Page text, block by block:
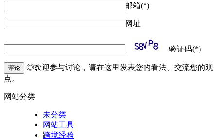
邮箱(*)
网址
验证码(*)
评论
◎欢迎参与讨论，请在这里发表您的看法、交流您的观
点。
网站分类
未分类
网站工具
跨境经验